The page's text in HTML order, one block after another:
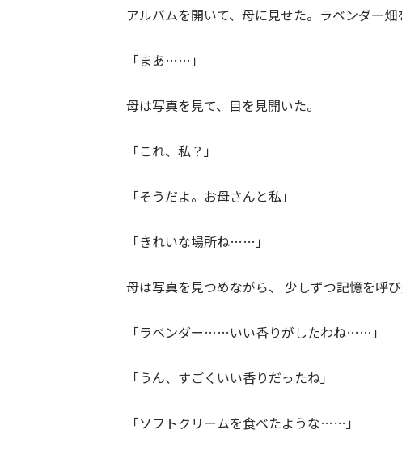
アルバムを開いて、母に見せた。ラベンダー畑
「まあ……」
母は写真を見て、目を見開いた。
「これ、私？」
「そうだよ。お母さんと私」
「きれいな場所ね……」
母は写真を見つめながら、 少しずつ記憶を呼
「ラベンダー……いい香りがしたわね……」
「うん、すごくいい香りだったね」
「ソフトクリームを食べたような……」